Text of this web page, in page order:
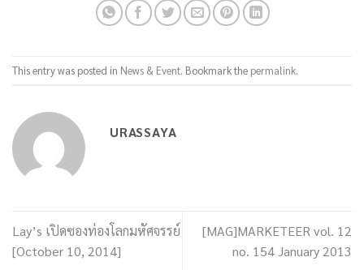
This entry was posted in News & Event. Bookmark the permalink.
URASSAYA
Lay’s เปิดซองท่องโลกมหัศจรรย์
[October 10, 2014]
[MAG]MARKETEER vol. 12
no. 154 January 2013